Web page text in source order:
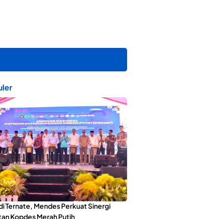
Ternate, Mendes Perkuat Sinergi
Kopdes Merah Putih